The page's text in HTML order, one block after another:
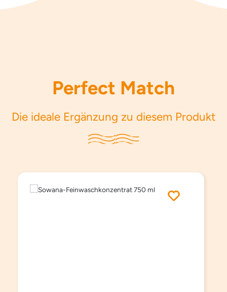
Perfect Match
Die ideale Ergänzung zu diesem Produkt